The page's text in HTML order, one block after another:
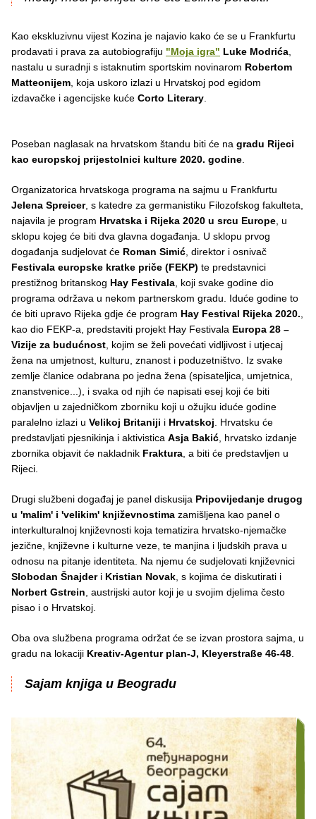
Kao ekskluzivnu vijest Kozina je najavio kako će se u Frankfurtu
prodavati i prava za autobiografiju "Moja igra" Luke Modrića
nastalu u suradnji s istaknutim sportskim novinarom Robertom
Matteonijem , koja uskoro izlazi u Hrvatskoj pod egidom
izdavačke i agencijske kuće Corto Literary
Poseban naglasak na hrvatskom štandu biti će na gradu Rijeci
kao europskoj prijestolnici kulture 2020. godine
Organizatorica hrvatskoga programa na sajmu u Frankfurtu
Jelena Spreicer, s katedre za germanistiku Filozofskog fakulteta,
najavila je program Hrvatska i Rijeka 2020 u srcu Europe , u
sklopu kojeg će biti dva glavna događanja. U sklopu prvog
događanja sudjelovat će Roman Simić , direktor i osnivač
Festivala europske kratke priče (FEKP) te predstavnici
prestižnog britanskog Hay Festivala , koji svake godine dio
programa održava u nekom partnerskom gradu. Iduće godine to
će biti upravo Rijeka gdje će program Hay Festival Rijeka 2020.
kao dio FEKP-a, predstaviti projekt Hay Festivala Europa 28 –
Vizije za budućnost , kojim se želi povećati vidljivost i utjecaj
žena na umjetnost, kulturu, znanost i poduzetništvo. Iz svake
zemlje članice odabrana po jedna žena (spisateljica, umjetnica,
znanstvenice...), i svaka od njih će napisati esej koji će biti
objavljen u zajedničkom zborniku koji u ožujku iduće godine
paralelno izlazi u Velikoj Britaniji i Hrvatskoj . Hrvatsku će
predstavljati pjesnikinja i aktivistica Asja Bakić , hrvatsko izdanje
zbornika objavit će nakladnik Fraktura , a biti će predstavljen u
Rijeci.
Drugi službeni događaj je panel diskusija Pripovijedanje drugog
u 'malim' i 'velikim' književnostima zamišljena kao panel o
interkulturalnoj književnosti koja tematizira hrvatsko-njemačke
jezične, književne i kulturne veze, te manjina i ljudskih prava u
odnosu na pitanje identiteta. Na njemu će sudjelovati književnici
Slobodan Šnajderi Kristian Novak , s kojima će diskutirati i
Norbert Gstrein , austrijski autor koji je u svojim djelima često
pisao i o Hrvatskoj.
Oba ova službena programa održat će se izvan prostora sajma, u
gradu na lokaciji Kreativ-Agentur plan-J, Kleyerstraße 46-48
Sajam knjiga u Beogradu